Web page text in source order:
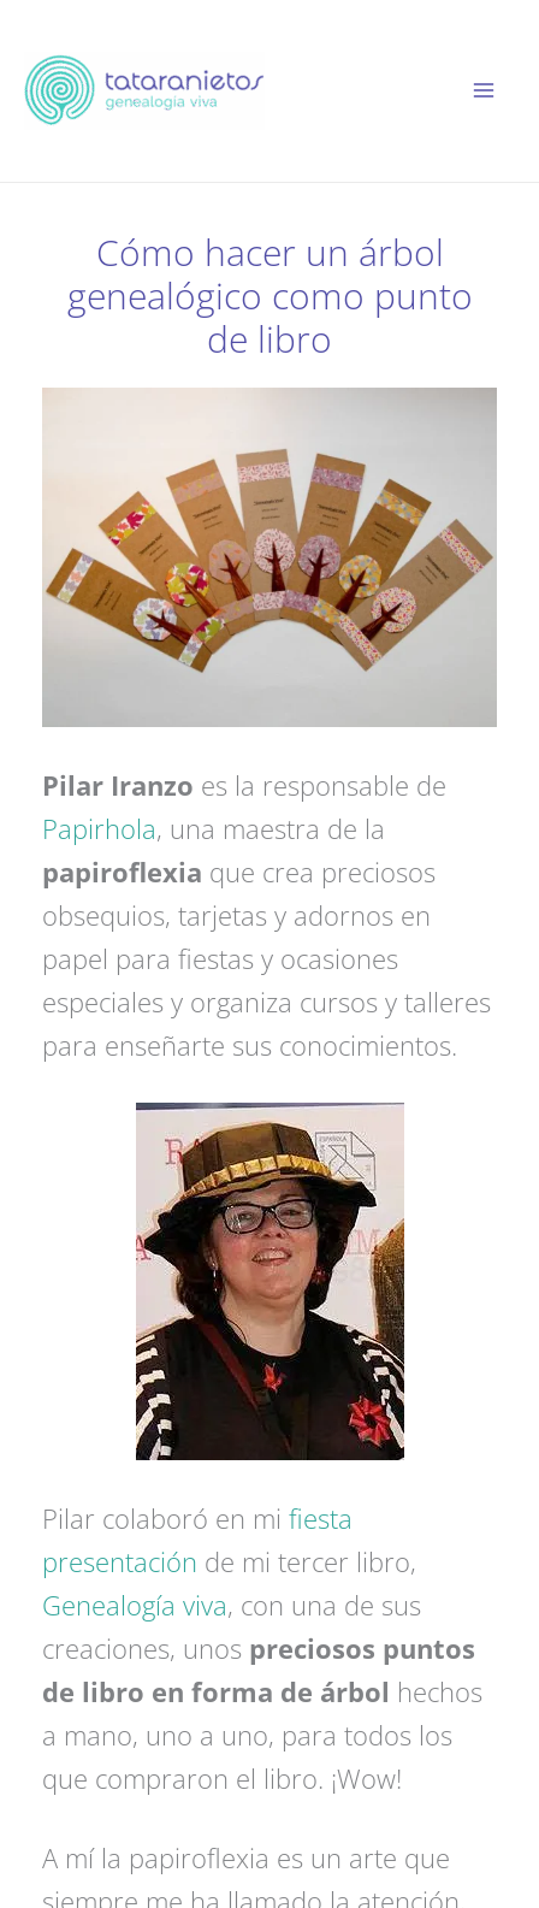
contenido
Cómo hacer un árbol
genealógico como punto
de libro
Pilar Iranzo es la responsable de
Papirhola, una maestra de la
papiroflexia que crea preciosos
obsequios, tarjetas y adornos en
papel para fiestas y ocasiones
especiales y organiza cursos y talleres
para enseñarte sus conocimientos.
Pilar colaboró en mifiesta
presentación de mi tercer libro,
Genealogía viva, con una de sus
creaciones, unos preciosos puntos
de libro en forma de árbol hechos
a mano, uno a uno, para todos los
que compraron el libro. ¡Wow!
A mí la papiroflexia es un arte que
siempre me ha llamado la atención,